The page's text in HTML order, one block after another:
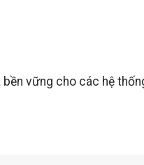
vững cho các hệ